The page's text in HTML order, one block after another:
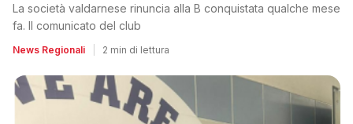
La società valdarnese rinuncia alla B conquistata qualche mese
fa. Il comunicato del club
News Regionali 2 min di lettura